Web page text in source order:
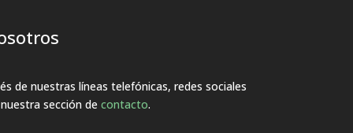
de nuestras líneas telefónicas, redes sociales
sección de contacto.